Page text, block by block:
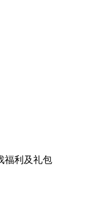
福利 及礼包